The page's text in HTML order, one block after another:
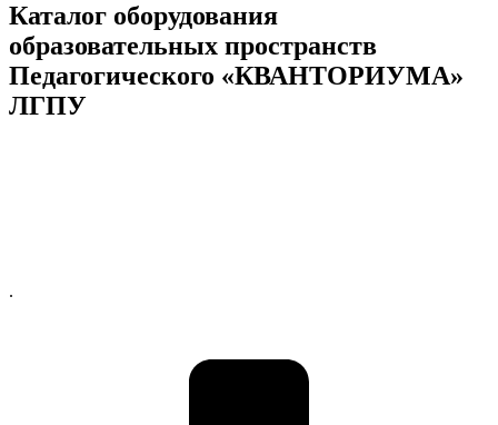
Каталог оборудования
образовательных пространств
Педагогического «КВАНТОРИУМА»
ЛГПУ
.